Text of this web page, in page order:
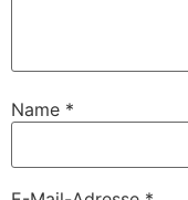
Name *